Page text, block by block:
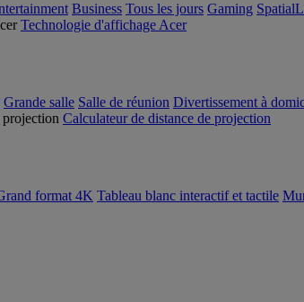
Business Tous les jours Gaming
Technologie d'affichage Acer
Grande salle Salle de réunion Divertissement à
Calculateur de distance de projection
format 4K Tableau blanc interactif et tactile